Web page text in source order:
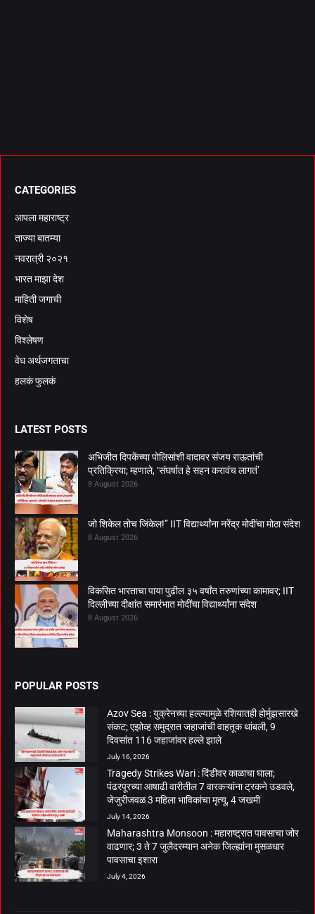
CATEGORIES
आपला महाराष्ट्र
ताज्या बातम्या
नवरात्री २०२१
भारत माझा देश
माहिती जगाची
विशेष
विश्लेषण
वेध अर्थजगताचा
हलकं फुलकं
LATEST POSTS
अभिजीत दिपकेंच्या पोलिसांशी वादावर संजय राऊतांची
प्रतिक्रिया; म्हणाले, ‘संघर्षात हे सहन करावंच लागतं’
8 August 2026
जो शिकेल तोच जिंकेल!” IIT विद्यार्थ्यांना नरेंद्र मोदींचा मोठा संदेश
8 August 2026
विकसित भारताचा पाया पुढील ३५ वर्षांत तरुणांच्या कामावर; IIT
दिल्लीच्या दीक्षांत समारंभात मोदींचा विद्यार्थ्यांना संदेश
8 August 2026
POPULAR POSTS
Azov Sea : युक्रेनच्या हल्ल्यामुळे रशियातही होर्मुझसारखे
संकट; एझोव्ह समुद्रात जहाजांची वाहतूक थांबली, 9
दिवसांत 116 जहाजांवर हल्ले झाले
July 16, 2026
Tragedy Strikes Wari : दिंडीवर काळाचा घाला;
पंढरपूरच्या आषाढी वारीतील 7 वारकऱ्यांना ट्रकने उडवले,
जेजुरीजवळ 3 महिला भाविकांचा मृत्यू, 4 जखमी
July 14, 2026
Maharashtra Monsoon : महाराष्ट्रात पावसाचा जोर
वाढणार; 3 ते 7 जुलैदरम्यान अनेक जिल्ह्यांना मुसळधार
पावसाचा इशारा
July 4, 2026